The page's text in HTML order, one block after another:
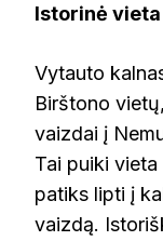
Istorinė
Vytauto
Birštono
vaizdai į
Tai puiki
patiks lipti į
vaizdą.